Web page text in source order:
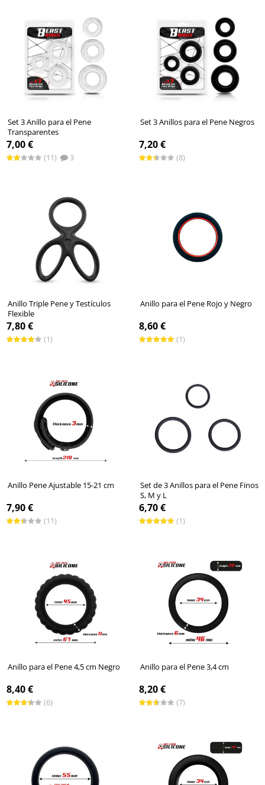
Set 3 Anillo para el Pene
Transparentes
7,00 €
(11) 3
Set 3 Anillos para el Pene Negros
7,20 €
(8)
Anillo Triple Pene y Testículos
Flexible
7,80 €
(1)
Anillo para el Pene Rojo y Negro
8,60 €
(1)
Anillo Pene Ajustable 15-21 cm
7,90 €
(11)
Set de 3 Anillos para el Pene Finos
S, M y L
6,70 €
(1)
Anillo para el Pene 4,5 cm Negro
8,40 €
(6)
Anillo para el Pene 3,4 cm
8,20 €
(7)